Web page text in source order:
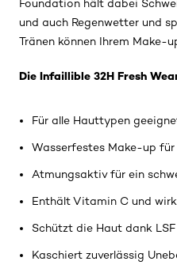
Foundation hält dabei
und auch Regenwetter und
Tränen können Ihrem Make-
Die Infaillible 32H Fresh
Für alle Hauttypen
Wasserfestes Make-up
Atmungsaktiv für ein
Enthält Vitamin C und
Schützt die Haut dank LSF
Kaschiert zuverlässig